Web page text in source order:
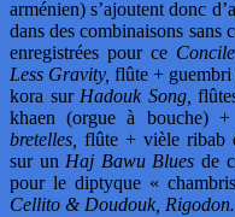
arménien) s’ajoutent donc
dans des combinaisons sans
enregistrées pour ce
Less Gravity, flûte + guembri
kora sur Hadouk Song,
khaen (orgue à bouche)
bretelles, flûte + vièle ribab
sur un Haj Bawu Blues de
pour le diptyque «
Cellito & Doudouk,